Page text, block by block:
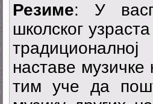
Резиме: У
школског
наставе
тим уче да